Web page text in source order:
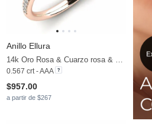
Anillo Ellura
14k Oro Rosa & Cuarzo rosa & Moissanita
0.567 crt - AAA
$957.00
a partir de $267